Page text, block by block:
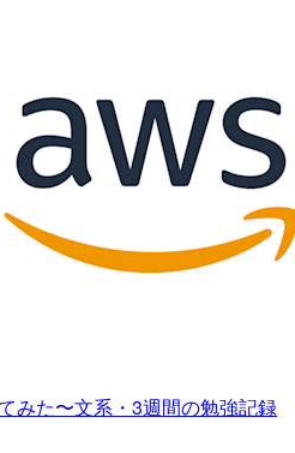
みた〜文系・3週間の勉強記録